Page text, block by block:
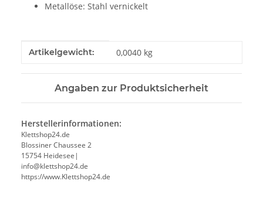
Metallöse: Stahl vernickelt
Produkteigenschaft
Wert
Artikelgewicht: 0,0040 kg
Angaben zur Produktsicherheit
Herstellerinformationen:
Klettshop24.de
Blossiner Chaussee 2
15754 Heidesee|
info@klettshop24.de
https://www.Klettshop24.de